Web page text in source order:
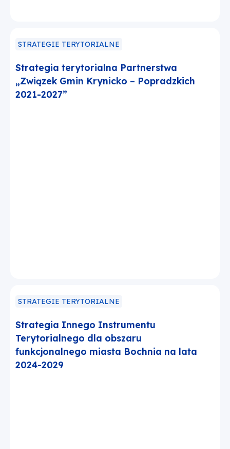
STRATEGIE TERYTORIALNE
Strategia terytorialna Partnerstwa
„Związek Gmin Krynicko – Popradzkich
2021-2027”
STRATEGIE TERYTORIALNE
Strategia Innego Instrumentu
Terytorialnego dla obszaru
funkcjonalnego miasta Bochnia na lata
2024-2029